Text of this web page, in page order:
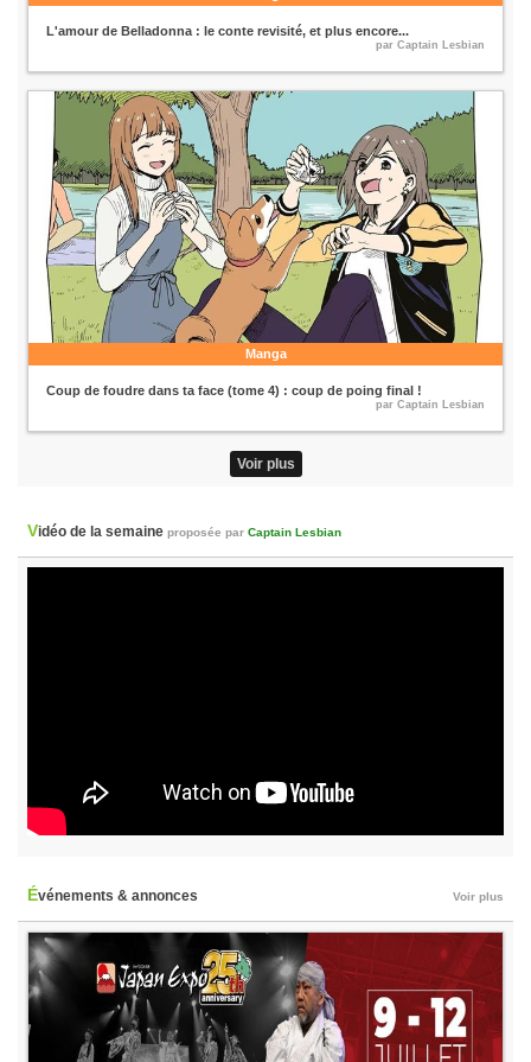
L'amour de Belladonna : le conte revisité, et plus encore...
par Captain Lesbian
Manga
Coup de foudre dans ta face (tome 4) : coup de poing final !
par Captain Lesbian
Voir plus
Vidéo de la semaine proposée par Captain Lesbian
Événements & annonces Voir plus